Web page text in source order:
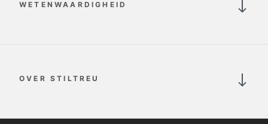
WETENWAARDIGHEID
OVER STILTREU